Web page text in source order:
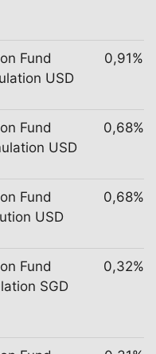
Fund
USD
0,91%
Fund
USD
0,68%
Fund
USD
0,68%
Fund
SGD
0,32%